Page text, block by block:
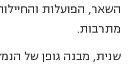
השאר, הפועלות
מתרבות.
שנית, מבנה גופן של